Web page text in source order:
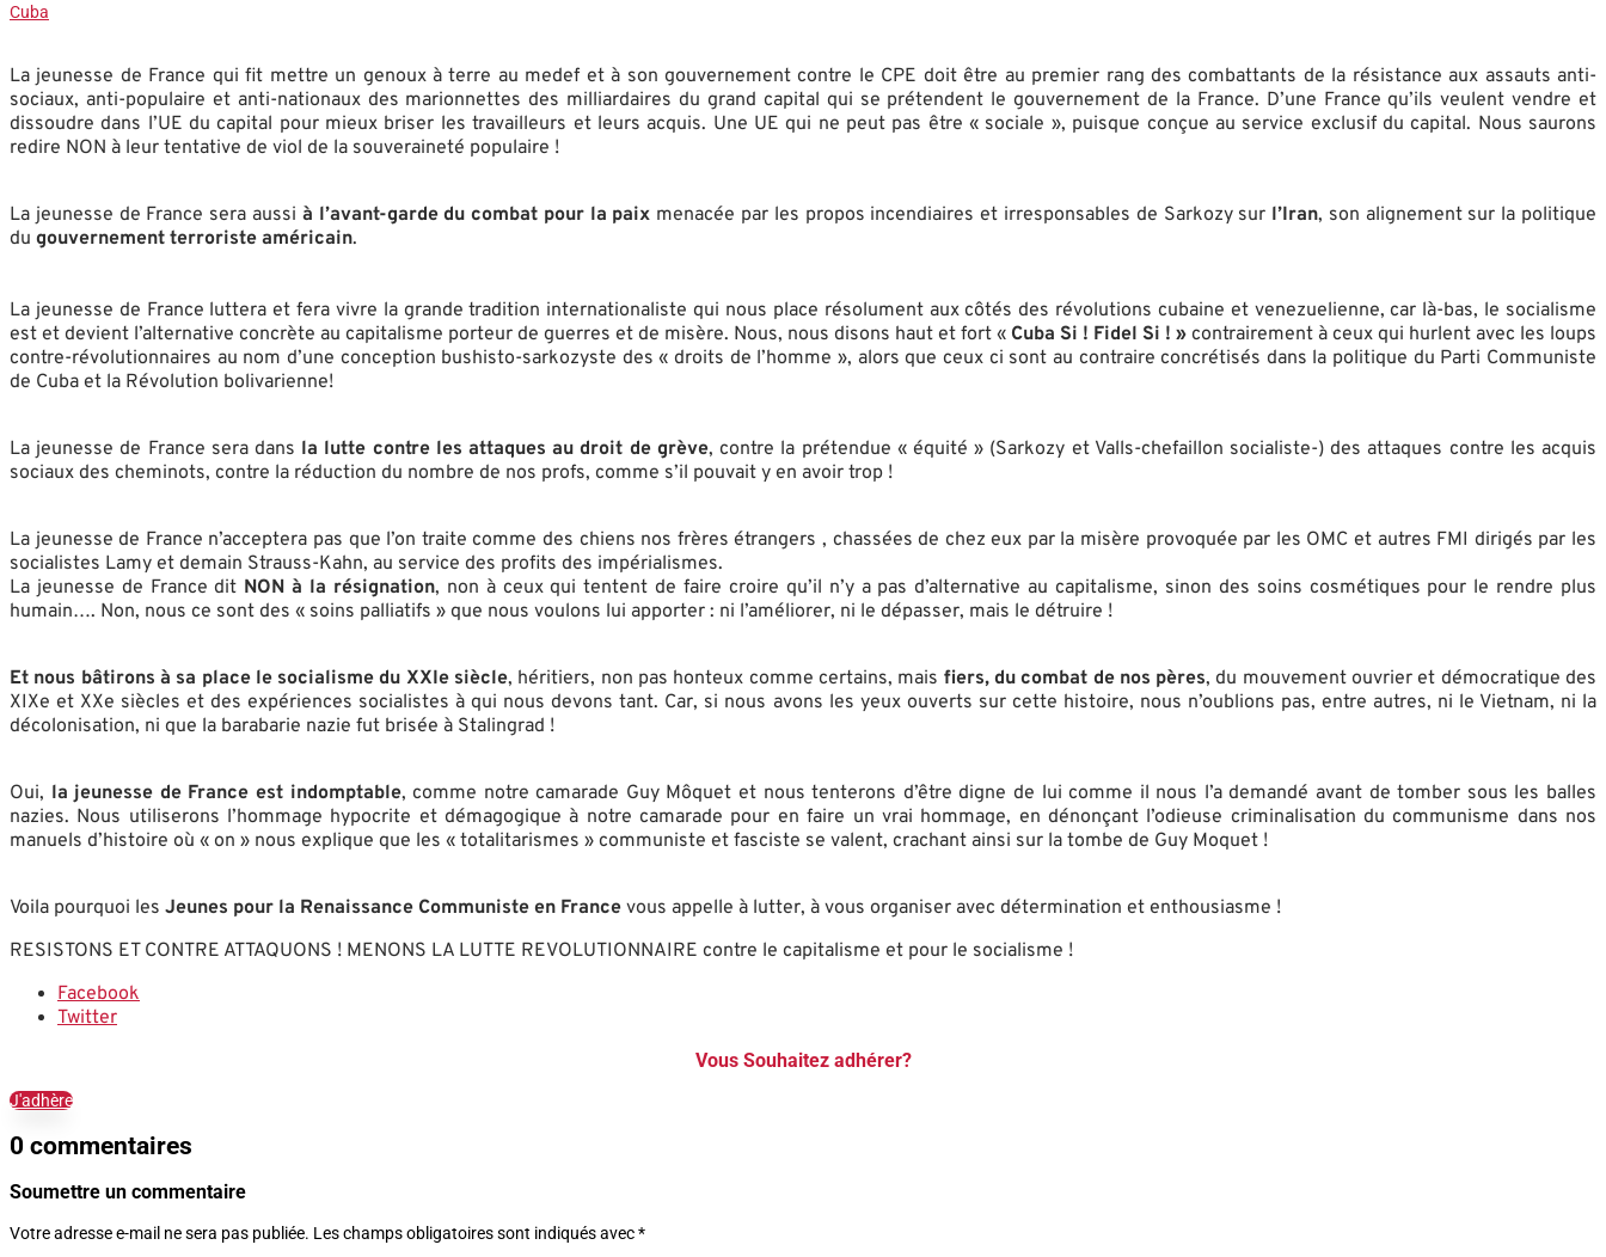
Cuba
La jeunesse de France qui fit mettre un genoux à terre au medef et à son gouvernement contre le CPE doit être au premier rang des combattants de la résistance aux assauts anti-
sociaux, anti-populaire et anti-nationaux des marionnettes des milliardaires du grand capital qui se prétendent le gouvernement de la France. D’une France qu’ils veulent vendre et
dissoudre dans l’UE du capital pour mieux briser les travailleurs et leurs acquis. Une UE qui ne peut pas être « sociale », puisque conçue au service exclusif du capital. Nous saurons
redire NON à leur tentative de viol de la souveraineté populaire !
La jeunesse de France sera aussi à l’avant-garde du combat pour la paix menacée par les propos incendiaires et irresponsables de Sarkozy sur l’Iran, son alignement sur la politique
du gouvernement terroriste américain.
La jeunesse de France luttera et fera vivre la grande tradition internationaliste qui nous place résolument aux côtés des révolutions cubaine et venezuelienne, car là-bas, le socialisme
est et devient l’alternative concrète au capitalisme porteur de guerres et de misère. Nous, nous disons haut et fort « Cuba Si ! Fidel Si ! » contrairement à ceux qui hurlent avec les loups
contre-révolutionnaires au nom d’une conception bushisto-sarkozyste des « droits de l’homme », alors que ceux ci sont au contraire concrétisés dans la politique du Parti Communiste
de Cuba et la Révolution bolivarienne!
La jeunesse de France sera dans la lutte contre les attaques au droit de grève, contre la prétendue « équité » (Sarkozy et Valls-chefaillon socialiste-) des attaques contre les acquis
sociaux des cheminots, contre la réduction du nombre de nos profs, comme s’il pouvait y en avoir trop !
La jeunesse de France n’acceptera pas que l’on traite comme des chiens nos frères étrangers , chassées de chez eux par la misère provoquée par les OMC et autres FMI dirigés par les
socialistes Lamy et demain Strauss-Kahn, au service des profits des impérialismes.
La jeunesse de France dit NON à la résignation, non à ceux qui tentent de faire croire qu’il n’y a pas d’alternative au capitalisme, sinon des soins cosmétiques pour le rendre plus
humain…. Non, nous ce sont des « soins palliatifs » que nous voulons lui apporter : ni l’améliorer, ni le dépasser, mais le détruire !
Et nous bâtirons à sa place le socialisme du XXIe siècle, héritiers, non pas honteux comme certains, mais fiers, du combat de nos pères, du mouvement ouvrier et démocratique des
XIXe et XXe siècles et des expériences socialistes à qui nous devons tant. Car, si nous avons les yeux ouverts sur cette histoire, nous n’oublions pas, entre autres, ni le Vietnam, ni la
décolonisation, ni que la barabarie nazie fut brisée à Stalingrad !
Oui, la jeunesse de France est indomptable, comme notre camarade Guy Môquet et nous tenterons d’être digne de lui comme il nous l’a demandé avant de tomber sous les balles
nazies. Nous utiliserons l’hommage hypocrite et démagogique à notre camarade pour en faire un vrai hommage, en dénonçant l’odieuse criminalisation du communisme dans nos
manuels d’histoire où « on » nous explique que les « totalitarismes » communiste et fasciste se valent, crachant ainsi sur la tombe de Guy Moquet !
Voila pourquoi les Jeunes pour la Renaissance Communiste en France vous appelle à lutter, à vous organiser avec détermination et enthousiasme !
RESISTONS ET CONTRE ATTAQUONS ! MENONS LA LUTTE REVOLUTIONNAIRE contre le capitalisme et pour le socialisme !
Facebook
Twitter
Vous Souhaitez adhérer?
J'adhère
0 commentaires
Soumettre un commentaire
Votre adresse e-mail ne sera pas publiée. Les champs obligatoires sont indiqués avec*